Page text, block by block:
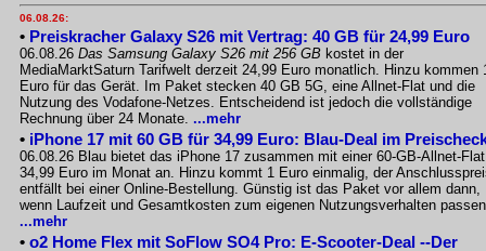
06.08.26:
• Preiskracher Galaxy S26 mit Vertrag: 40 GB für 24,99 Euro
06.08.26 Das Samsung Galaxy S26 mit 256 GB kostet in der
MediaMarktSaturn Tarifwelt derzeit 24,99 Euro monatlich. Hinzu kommen
Euro für das Gerät. Im Paket stecken 40 GB 5G, eine Allnet-Flat und die
Nutzung des Vodafone-Netzes. Entscheidend ist jedoch die vollständige
Rechnung über 24 Monate. ...mehr
• iPhone 17 mit 60 GB für 34,99 Euro: Blau-Deal im
06.08.26 Blau bietet das iPhone 17 zusammen mit einer 60-GB-Allnet-
34,99 Euro im Monat an. Hinzu kommt 1 Euro einmalig, der
entfällt bei einer Online-Bestellung. Günstig ist das Paket vor allem dann,
wenn Laufzeit und Gesamtkosten zum eigenen Nutzungsverhalten
...mehr
• o2 Home Flex mit SoFlow SO4 Pro: E-Scooter-Deal --Der